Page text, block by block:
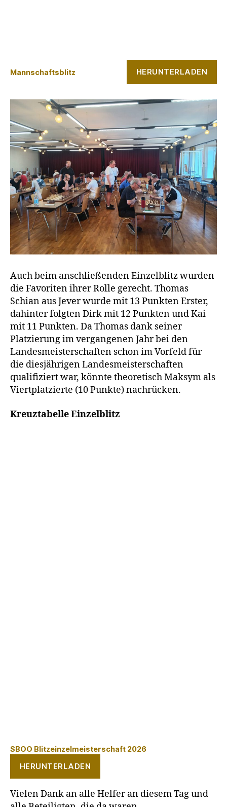
Mannschaftsblitz HERUNTERLADEN
Auch beim anschließenden Einzelblitz wurden
die Favoriten ihrer Rolle gerecht. Thomas
Schian aus Jever wurde mit 13 Punkten Erster,
dahinter folgten Dirk mit 12 Punkten und Kai
mit 11 Punkten. Da Thomas dank seiner
Platzierung im vergangenen Jahr bei den
Landesmeisterschaften schon im Vorfeld für
die diesjährigen Landesmeisterschaften
qualifiziert war, könnte theoretisch Maksym als
Viertplatzierte (10 Punkte) nachrücken.
Kreuztabelle Einzelblitz
SBOO Blitzeinzelmeisterschaft 2026
HERUNTERLADEN
Vielen Dank an alle Helfer an diesem Tag und